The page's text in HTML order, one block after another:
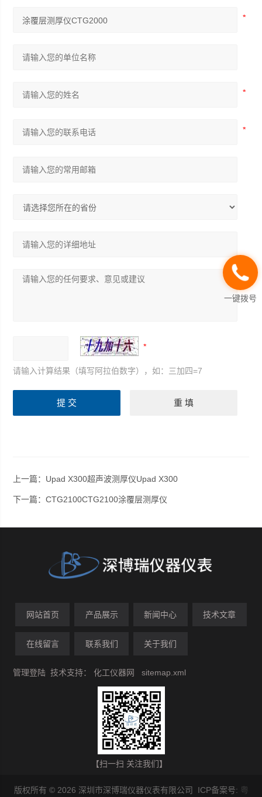
请输入计算结果（填写阿拉伯数字），如：三加四=7
上一篇： Upad X300超声波测厚仪Upad X300
下一篇：CTG2100CTG2100涂覆层测厚仪
网站首页 产品展示 新闻中心 技术文章
在线留言 联系我们 关于我们
管理登陆 技术支持：化工仪器网 sitemap.xml
【扫一扫 关注我们】
版权所有 © 2026 深圳市深博瑞仪器仪表有限公司 ICP备案号: 粤
一键拨号